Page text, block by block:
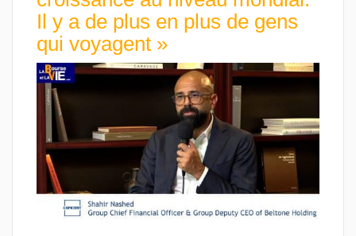
Il y a de plus en plus de gens
qui voyagent »